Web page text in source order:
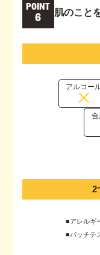
POINT
6 肌のこと
アルコー
合
2
■アレルギ
■パッチテ